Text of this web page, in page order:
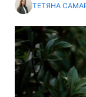
ТЕТЯНА